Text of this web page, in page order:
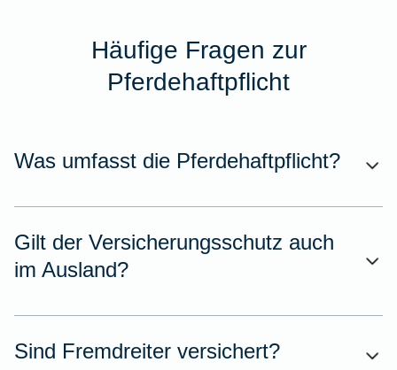
Häufige Fragen zur
Pferdehaftpflicht
Was umfasst die Pferdehaftpflicht?
Gilt der Versicherungsschutz auch
im Ausland?
Sind Fremdreiter versichert?